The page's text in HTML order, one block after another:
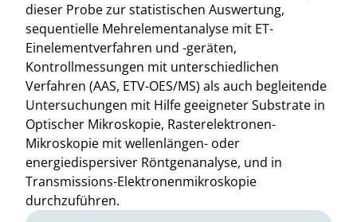
dieser Probe zur statistischen Auswertung,
sequentielle Mehrelementanalyse mit ET-
Einelementverfahren und -geräten,
Kontrollmessungen mit unterschiedlichen
Verfahren (AAS, ETV-OES/MS) als auch begleitende
Untersuchungen mit Hilfe geeigneter Substrate in
Optischer Mikroskopie, Rasterelektronen-
Mikroskopie mit wellenlängen- oder
energiedispersiver Röntgenanalyse, und in
Transmissions-Elektronenmikroskopie
durchzuführen.